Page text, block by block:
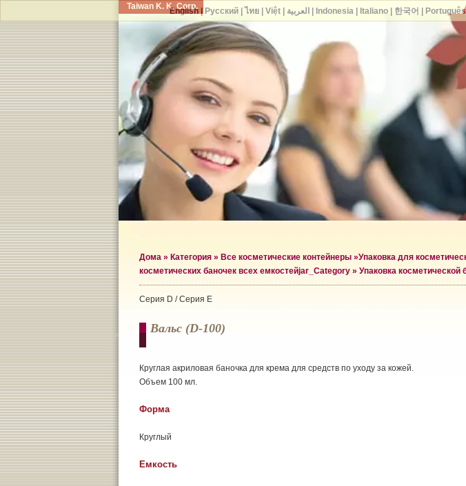
Taiwan K. K. Corp.
Дома » Категория » Все косметические контейнеры »Упаковка для
косметических баночек всех емкостейjar_Category » Упаковка косметической
Серия D / Серия E
Вальс (d-100)
Круглая акриловая баночка для крема для средств по уходу за кожей.
Объем 100 мл.
Форма
Круглый
Емкость
English| Русский| ไทย| Việt| العربية Indonesia| Italiano| 한국어 Português